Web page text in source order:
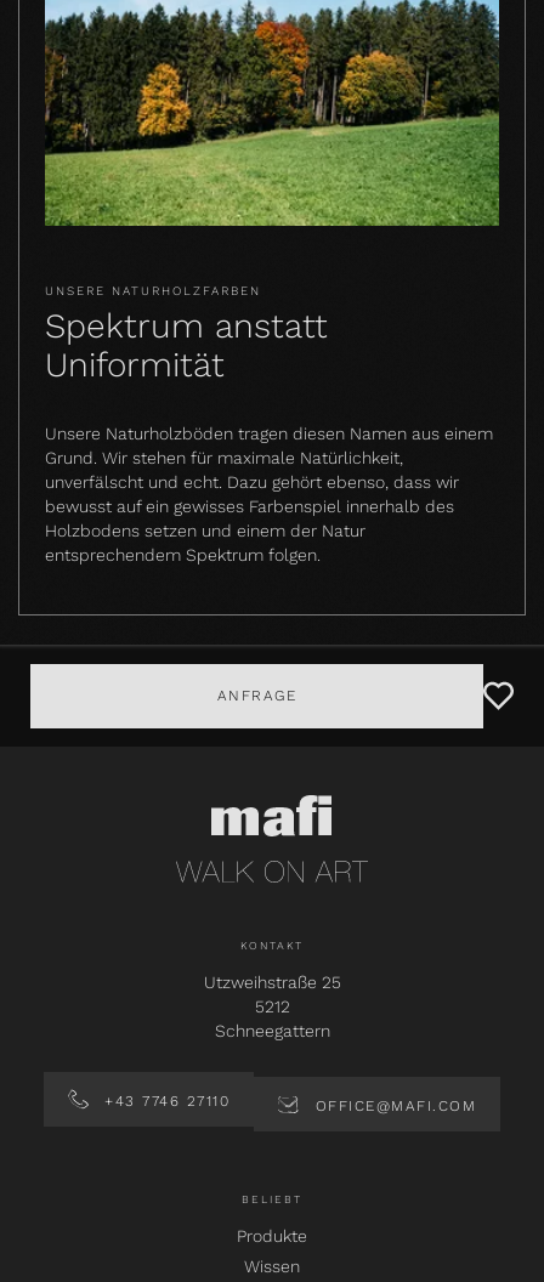
UNSERE NATURHOLZFARBEN
Spektrum anstatt
Uniformität
Unsere Naturholzböden tragen diesen Namen aus einem
Grund. Wir stehen für maximale Natürlichkeit,
unverfälscht und echt. Dazu gehört ebenso, dass wir
bewusst auf ein gewisses Farbenspiel innerhalb des
Holzbodens setzen und einem der Natur
entsprechendem Spektrum folgen.
ANFRAGE
KONTAKT
Utzweihstraße 25
5212
Schneegattern
+43 7746 27110 OFFICE@MAFI.COM
BELIEBT
Produkte
Wissen